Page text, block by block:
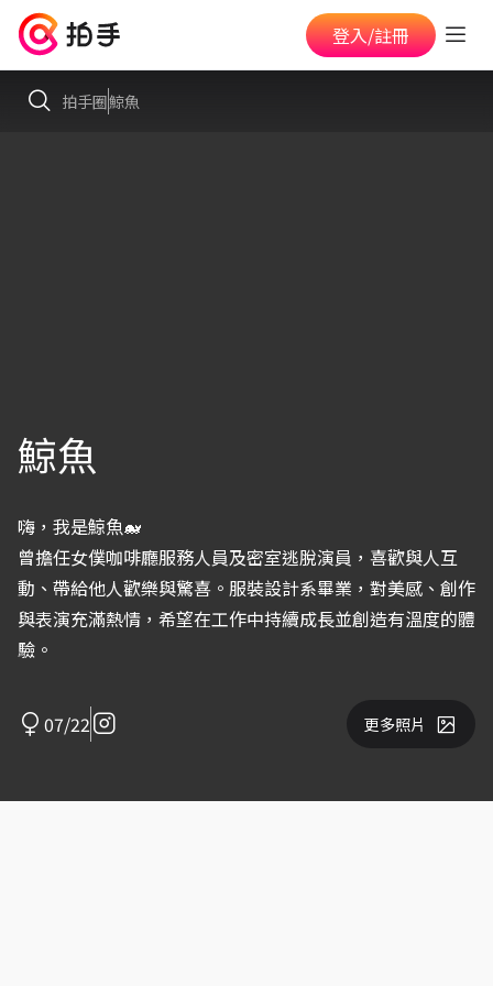
登入/註冊
拍手圈鯨魚
鯨魚
嗨，我是鯨魚🐋
曾擔任女僕咖啡廳服務人員及密室逃脫演員，喜歡與人互
動、帶給他人歡樂與驚喜。服裝設計系畢業，對美感、創作
與表演充滿熱情，希望在工作中持續成長並創造有溫度的體
驗。
07/22 更多照片